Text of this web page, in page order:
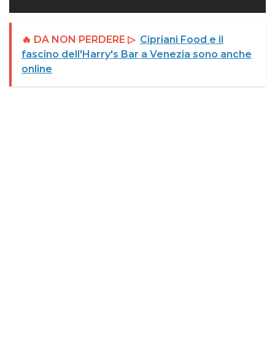
🔥 DA NON PERDERE ▷ Cipriani Food e il
fascino dell'Harry's Bar a Venezia sono anche
online